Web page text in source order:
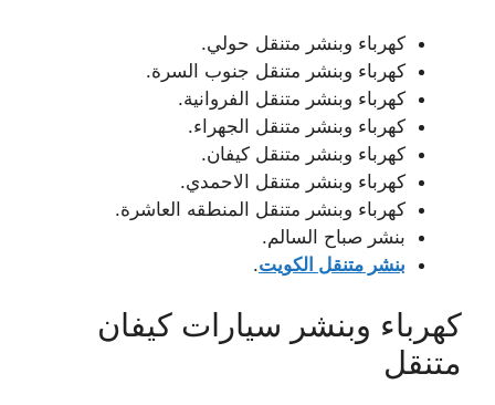
كهرباء وبنشر متنقل حولي.
كهرباء وبنشر متنقل جنوب السرة.
كهرباء وبنشر متنقل الفروانية.
كهرباء وبنشر متنقل الجهراء.
كهرباء وبنشر متنقل كيفان.
كهرباء وبنشر متنقل الاحمدي.
كهرباء وبنشر متنقل المنطقه العاشرة.
بنشر صباح السالم.
بنشر متنقل الكويت.
كهرباء وبنشر سيارات كيفان
متنقل